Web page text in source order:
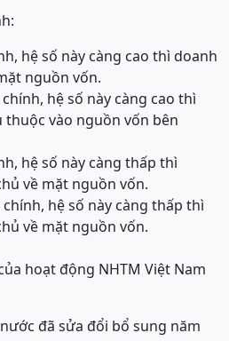
hệ số này càng cao thì doanh
nguồn vốn.
hệ số này càng cao thì
vào nguồn vốn bên
hệ số này càng thấp thì
về mặt nguồn vốn.
hệ số này càng thấp thì
về mặt nguồn vốn.
hoạt động NHTM Việt Nam
đã sửa đổi bổ sung năm